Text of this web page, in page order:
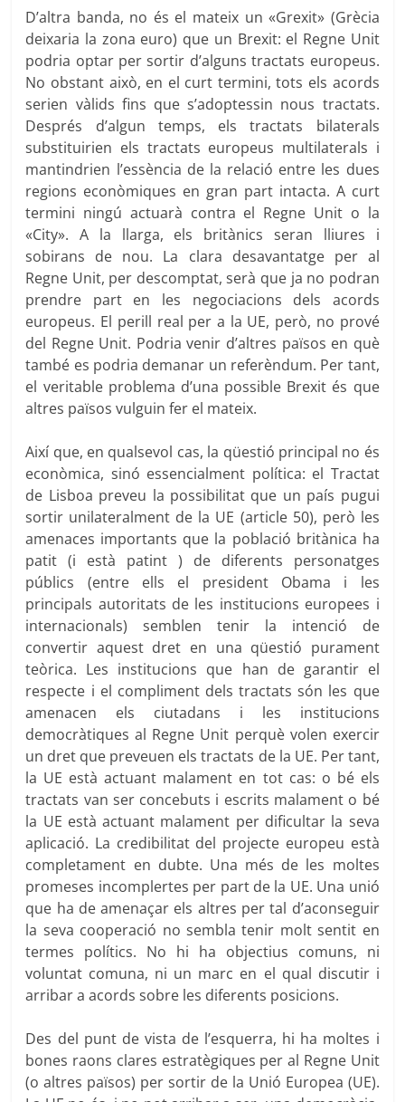
D’altra banda, no és el mateix un «Grexit» (Grècia
deixaria la zona euro) que un Brexit: el Regne Unit
podria optar per sortir d’alguns tractats europeus.
No obstant això, en el curt termini, tots els acords
serien vàlids fins que s’adoptessin nous tractats.
Després d’algun temps, els tractats bilaterals
substituirien els tractats europeus multilaterals i
mantindrien l’essència de la relació entre les dues
regions econòmiques en gran part intacta. A curt
termini ningú actuarà contra el Regne Unit o la
«City». A la llarga, els britànics seran lliures i
sobirans de nou. La clara desavantatge per al
Regne Unit, per descomptat, serà que ja no podran
prendre part en les negociacions dels acords
europeus. El perill real per a la UE, però, no prové
del Regne Unit. Podria venir d’altres països en què
també es podria demanar un referèndum. Per tant,
el veritable problema d’una possible Brexit és que
altres països vulguin fer el mateix.
Així que, en qualsevol cas, la qüestió principal no és
econòmica, sinó essencialment política: el Tractat
de Lisboa preveu la possibilitat que un país pugui
sortir unilateralment de la UE (article 50), però les
amenaces importants que la població britànica ha
patit (i està patint ) de diferents personatges
públics (entre ells el president Obama i les
principals autoritats de les institucions europees i
internacionals) semblen tenir la intenció de
convertir aquest dret en una qüestió purament
teòrica. Les institucions que han de garantir el
respecte i el compliment dels tractats són les que
amenacen els ciutadans i les institucions
democràtiques al Regne Unit perquè volen exercir
un dret que preveuen els tractats de la UE. Per tant,
la UE està actuant malament en tot cas: o bé els
tractats van ser concebuts i escrits malament o bé
la UE està actuant malament per dificultar la seva
aplicació. La credibilitat del projecte europeu està
completament en dubte. Una més de les moltes
promeses incomplertes per part de la UE. Una unió
que ha de amenaçar els altres per tal d’aconseguir
la seva cooperació no sembla tenir molt sentit en
termes polítics. No hi ha objectius comuns, ni
voluntat comuna, ni un marc en el qual discutir i
arribar a acords sobre les diferents posicions.
Des del punt de vista de l’esquerra, hi ha moltes i
bones raons clares estratègiques per al Regne Unit
(o altres països) per sortir de la Unió Europea (UE).